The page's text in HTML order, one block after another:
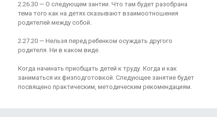
2.26.30 — О следующем зантии. Что там будет разобрана
тема того как на детях сказывают взаимоотношения
родителей между собой.
2.27.20 — Нельзя перед ребенком осуждать другого
родителя. Ни в каком виде.
Когда начинать приобщать детей к труду. Когда и как
заниматься их физподготовкой. Следующее занятие будет
посвящено практическим, методическим рекомендациям.